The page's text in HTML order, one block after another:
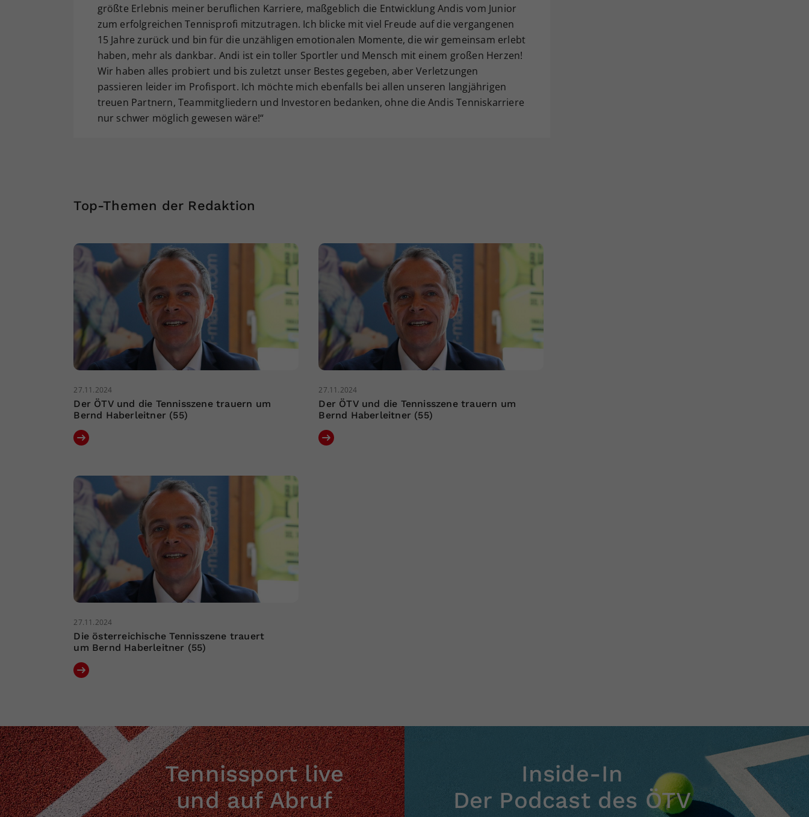
größte Erlebnis meiner beruflichen Karriere, maßgeblich die Entwicklung Andis vom Junior
zum erfolgreichen Tennisprofi mitzutragen. Ich blicke mit viel Freude auf die vergangenen
15 Jahre zurück und bin für die unzähligen emotionalen Momente, die wir gemeinsam erlebt
haben, mehr als dankbar. Andi ist ein toller Sportler und Mensch mit einem großen Herzen!
Wir haben alles probiert und bis zuletzt unser Bestes gegeben, aber Verletzungen
passieren leider im Profisport. Ich möchte mich ebenfalls bei allen unseren langjährigen
treuen Partnern, Teammitgliedern und Investoren bedanken, ohne die Andis Tenniskarriere
nur schwer möglich gewesen wäre!“
Top-Themen der Redaktion
27.11.2024
Der ÖTV und die Tennisszene trauern um
Bernd Haberleitner (55)
27.11.2024
Der ÖTV und die Tennisszene trauern um
Bernd Haberleitner (55)
27.11.2024
Die österreichische Tennisszene trauert
um Bernd Haberleitner (55)
Tennissport live
und auf Abruf
Inside-In
Der Podcast des ÖTV